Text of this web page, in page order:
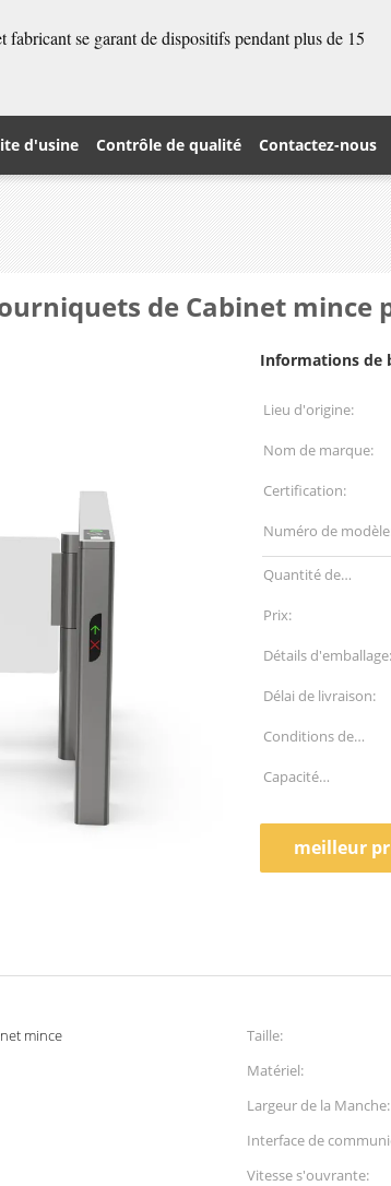
se garant de dispositifs pendant plus de 15
d'usine Contrôle de qualité Contactez-nous
de Cabinet mince
Informations de
Lieu d'origine:
Nom de marque:
Certification:
Numéro de
Quantité de
commande min:
Prix:
Détails d'emballage:
Délai de livraison:
Conditions de
paiement:
Capacité
meilleur
mince Taille:
Matériel:
Largeur de la Manche:
Interface de
Vitesse s'ouvrante: